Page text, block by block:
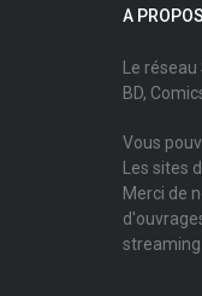
A
Le
BD,
Vous
Les
Merci de
streaming